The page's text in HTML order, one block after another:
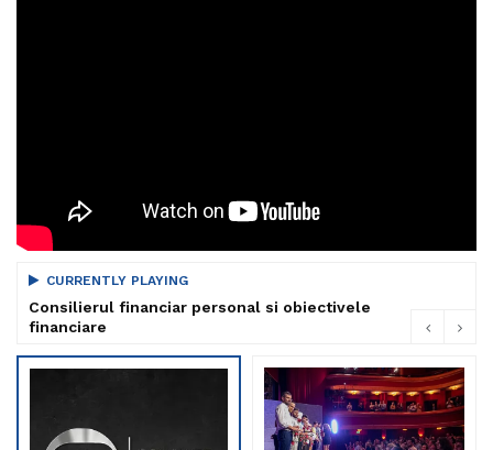
CURRENTLY PLAYING
Consilierul financiar personal si obiectivele
financiare